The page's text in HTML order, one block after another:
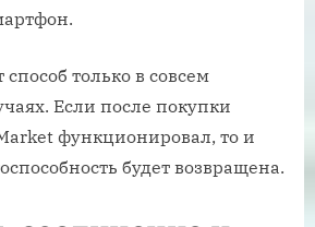
только в совсем
Если после покупки
функционировал, то и
будет возвращена.